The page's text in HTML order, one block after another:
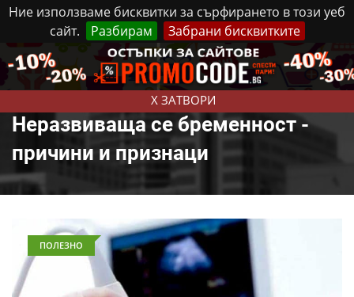
Ние използваме бисквитки за сърфирането в този уеб
сайт.
Разбирам Забрани бисквитките
X ЗАТВОРИ
Събота, 8 Август, 2026 Реклама Контакти
Неразвиваща се бременност -
причини и признаци
ПОЛЕЗНО